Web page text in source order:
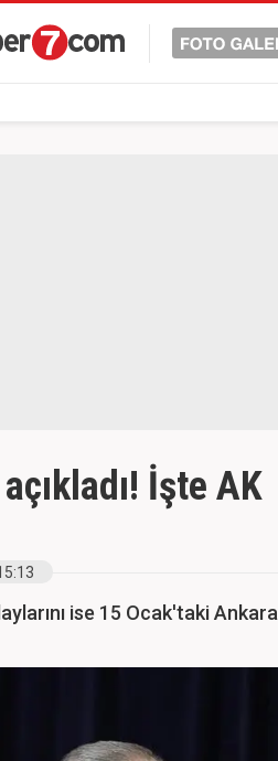
İşte AK
ise 15 Ocak'taki Ankara